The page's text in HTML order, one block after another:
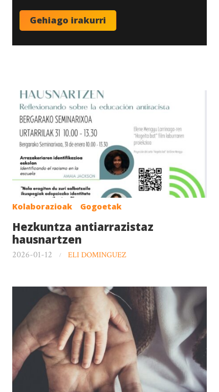
Gogoetak
Kolaborazioak
Hezkuntza antiarrazistaz
hausnartzen
2026-01-12 ELI DOMINGUEZ